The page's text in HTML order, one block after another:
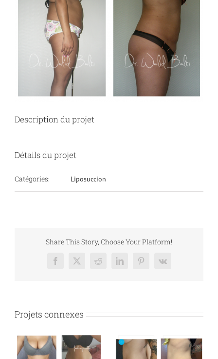
Description du projet
Détails du projet
Catégories: Liposuccion
Share This Story, Choose Your Platform!
Facebook
X RedditLinkedInPinterest
Vk
Projets connexes